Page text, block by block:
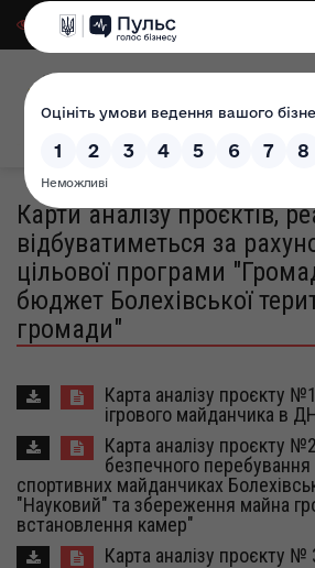
Для слабозорих|
Карти аналізу проєктів,
відбуватиметься за
цільової програми
бюджет Болехівської
громади"
Карта аналізу проєкту
ігрового майданчика в
Карта аналізу проєкту
безпечного перебування
спортивних майданчиках
"Науковий" та збереження майна
встановлення камер"
Карта аналізу проєкту №